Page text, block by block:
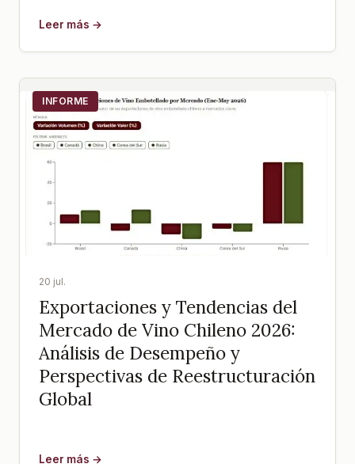
Leer más →
INFORME
20 jul.
Exportaciones y Tendencias del
Mercado de Vino Chileno 2026:
Análisis de Desempeño y
Perspectivas de Reestructuración
Global
Leer más →